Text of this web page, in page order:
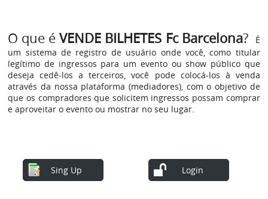
O que éVENDE BILHETES Fc Barcelona?
É
um sistema de registro de usuário onde você, como titular
legítimo de ingressos para um evento ou show público que
deseja cedê-los a terceiros, você pode colocá-los à venda
através da nossa plataforma (mediadores), com o objetivo de
que os compradores que solicitem ingressos possam comprar
e aproveitar o evento ou mostrar no seu lugar.
Sing Up Login